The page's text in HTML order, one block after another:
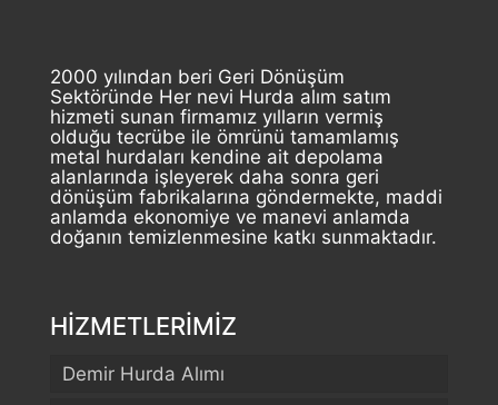
2000 yılından beri Geri Dönüşüm
Sektöründe Her nevi Hurda alım satım
hizmeti sunan firmamız yılların vermiş
olduğu tecrübe ile ömrünü tamamlamış
metal hurdaları kendine ait depolama
alanlarında işleyerek daha sonra geri
dönüşüm fabrikalarına göndermekte, maddi
anlamda ekonomiye ve manevi anlamda
doğanın temizlenmesine katkı sunmaktadır.
HİZMETLERİMİZ
Demir Hurda Alımı